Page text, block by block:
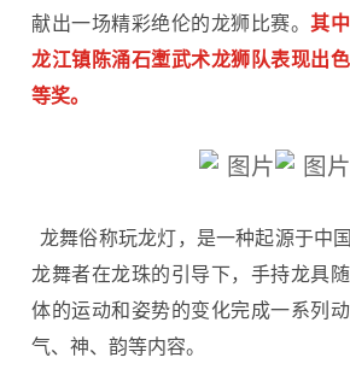
献出一场精彩绝伦的龙狮比赛。其
龙江镇陈涌石壍武术龙狮队表现出
等奖。
龙舞俗称玩龙灯，是一种起源于中
龙舞者在龙珠的引导下，手持龙具
体的运动和姿势的变化完成一系列动
气、神、韵等内容。